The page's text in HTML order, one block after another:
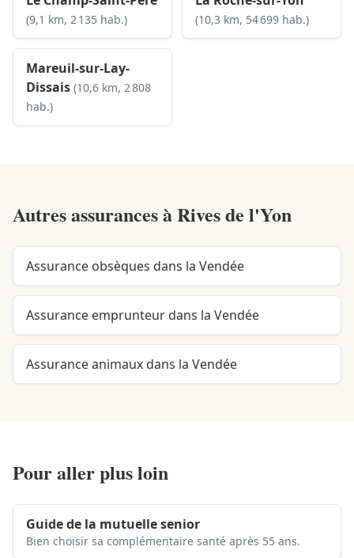
(9,1 km, 2 135 hab.) (10,3 km, 54 699 hab.)
Mareuil-sur-Lay-
Dissais (10,6 km, 2 808
hab.)
Autres assurances àRives de l'Yon
Assurance obsèques dans la Vendée
Assurance emprunteur dans la Vendée
Assurance animaux dans la Vendée
Pour aller plus loin
Guide de la mutuelle senior
Bien choisir sa complémentaire santé après 55 ans.